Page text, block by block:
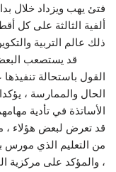
فتئ يهب ويزداد خلال
ألفية الثالثة على كل
ذلك عالم التربية
قد يستصعب البعض
القول باستحالة
الحال والممارسة ،
الأساتذة في تأدية
قد تعرض لبعض هؤلاء ،
من التعليم الذي مورس
، والمؤكد على مركزية